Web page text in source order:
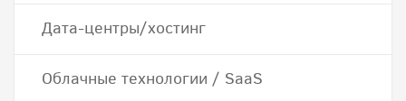
Дата-центры/хостинг
Облачные технологии / SaaS